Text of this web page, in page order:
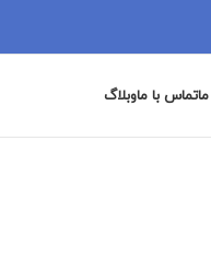
تماس با ماوبلاگ